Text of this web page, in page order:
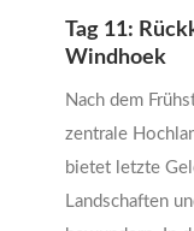
Tag 11:
Windhoek
Nach dem
zentrale
bietet letzte
Landschaften